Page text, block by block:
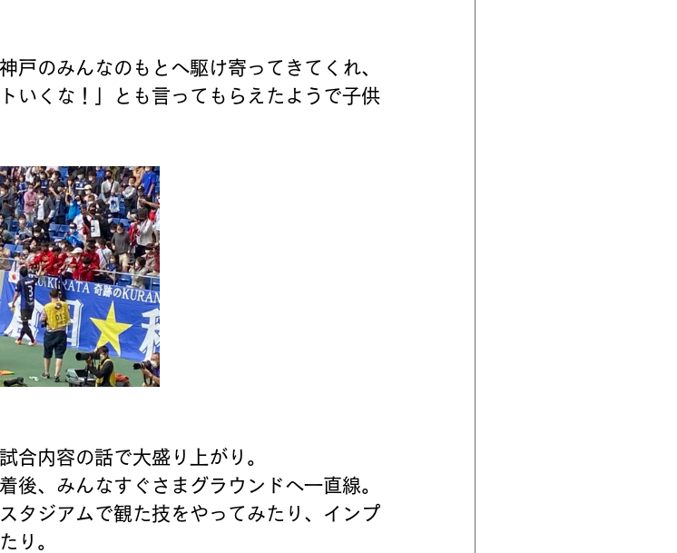
戸のみんなのもとへ駆け寄ってきてくれ、
いくな！」とも言ってもらえたようで子供
合内容の話で大盛り上がり。
後、みんなすぐさまグラウンドへ一直線。
タジアムで観た技をやってみたり、インプ
り。